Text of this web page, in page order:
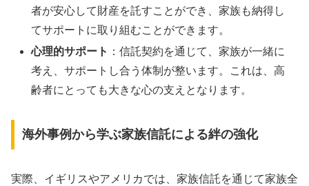
者が安心して財産を託すことができ、家族も納得し
てサポートに取り組むことができます。
心理的サポート ：信託契約を通じて、家族が一緒に
考え、サポートし合う体制が整います。これは、高
齢者にとっても大きな心の支えとなります。
海外事例から学ぶ家族信託による絆の強化
実際、イギリスやアメリカでは、家族信託を通じて家族全